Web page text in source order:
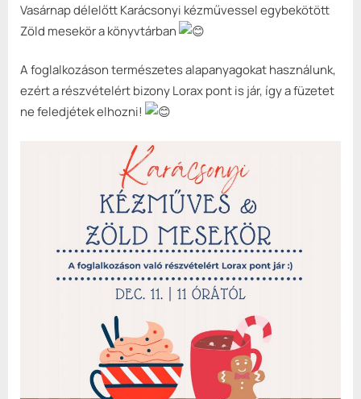
György
mesekör
Vasárnap délelőtt Karácsonyi kézművessel egybekötött
Zöld mesekör a könyvtárban
A foglalkozáson természetes alapanyagokat használunk,
ezért a részvételért bizony Lorax pont is jár, így a füzetet
ne feledjétek elhozni!